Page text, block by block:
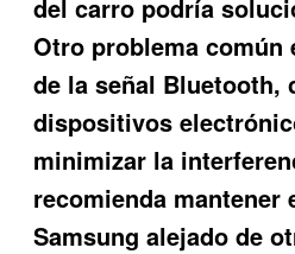
del carro podría
Otro problema común
de la señal Bluetooth,
dispositivos
minimizar la
recomienda
Samsung alejado de